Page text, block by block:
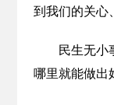
到我们的关心
民生无小
哪里就能做出